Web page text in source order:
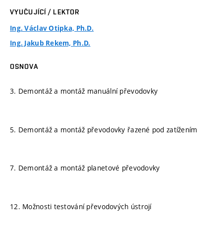
VYUČUJÍCÍ / LEKTOR
Ing. Václav Otipka, Ph.D.
Ing. Jakub Rekem, Ph.D.
OSNOVA
3. Demontáž a montáž manuální převodovky
5. Demontáž a montáž převodovky řazené pod zatížením
7. Demontáž a montáž planetové převodovky
12. Možnosti testování převodových ústrojí